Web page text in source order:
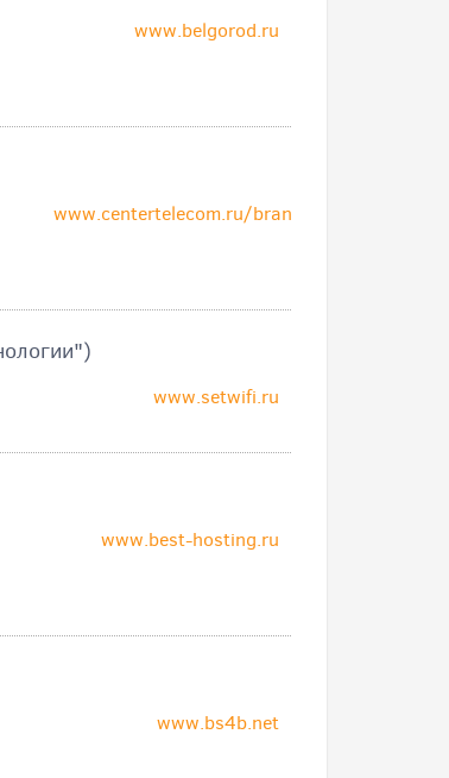
www.belgorod.ru
www.centertelecom.ru/branches/belgorod/
www.setwifi.ru
www.best-hosting.ru
www.bs4b.net